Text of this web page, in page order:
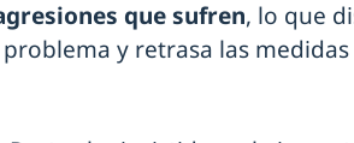
que sufren, lo que
y retrasa las medidas